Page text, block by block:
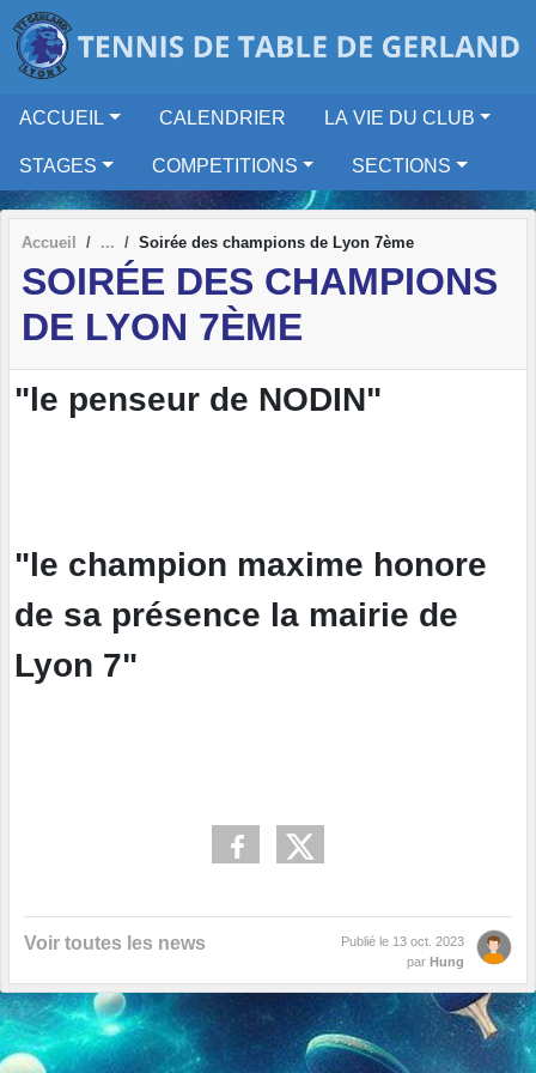
ACCUEIL CALENDRIER LA VIE DU CLUB
STAGES COMPETITIONS SECTIONS
Accueil Soirée des champions de Lyon 7ème
SOIRÉE DES CHAMPIONS
DE LYON 7ÈME
"le penseur de NODIN"
"le champion maxime honore
de sa présence la mairie de
Lyon 7"
Voir toutes les news Publié le 13 oct. 2023
par Hung
Panneau de gestion des cookies